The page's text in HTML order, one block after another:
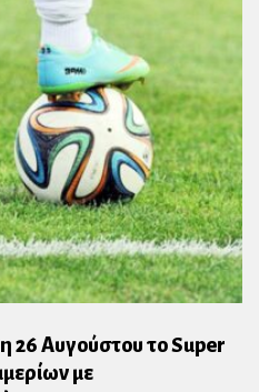
26 Αυγούστου το Super
με